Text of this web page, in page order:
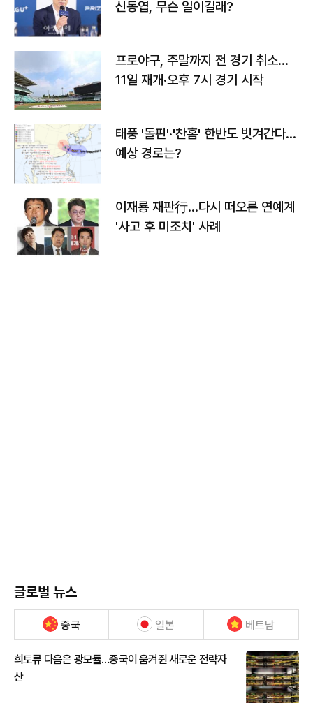
신동엽, 무슨 일이길래?
프로야구, 주말까지 전 경기 취소…
11일 재개·오후 7시 경기 시작
태풍 '돌핀'·'찬홈' 한반도 빗겨간다…
예상 경로는?
이재룡 재판行…다시 떠오른 연예계
'사고 후 미조치' 사례
글로벌 뉴스
중국 일본 베트남
희토류 다음은 광모듈…중국이 움켜쥔 새로운 전략자
산